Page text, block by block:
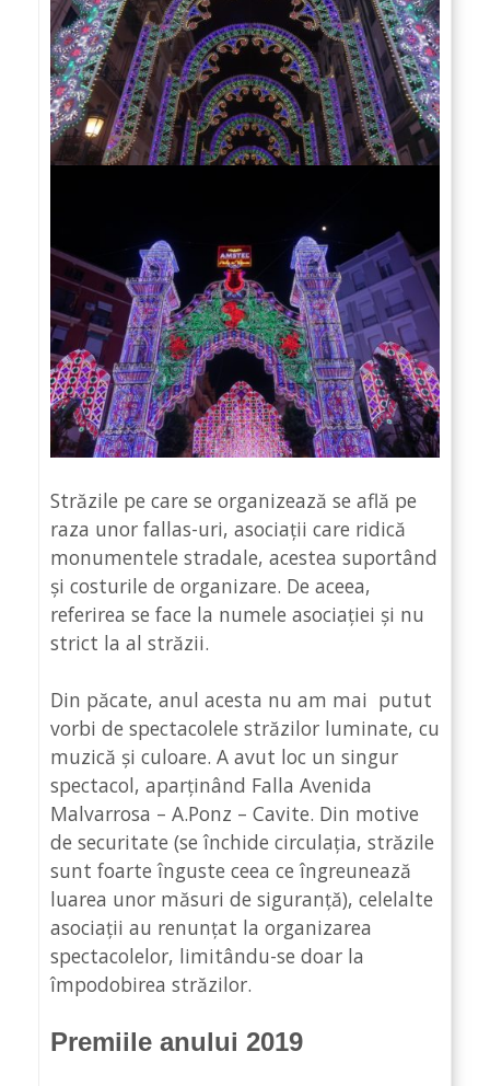
Străzile pe care se organizează se află pe
raza unor fallas-uri, asociații care ridică
monumentele stradale, acestea suportând
și costurile de organizare. De aceea,
referirea se face la numele asociației și nu
strict la al străzii.
Din păcate, anul acesta nu am mai putut
vorbi de spectacolele străzilor luminate, cu
muzică și culoare. A avut loc un singur
spectacol, aparținând Falla Avenida
Malvarrosa – A.Ponz – Cavite. Din motive
de securitate (se închide circulația, străzile
sunt foarte înguste ceea ce îngreunează
luarea unor măsuri de siguranță), celelalte
asociații au renunțat la organizarea
spectacolelor, limitându-se doar la
împodobirea străzilor.
Premiile anului 2019